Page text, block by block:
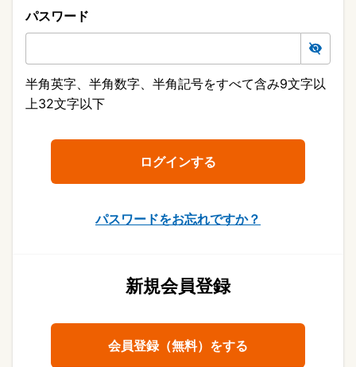
パスワード
半角英字、半角数字、半角記号をすべて含み9文字以
上32文字以下
パスワードをお忘れですか？
新規会員登録
会員登録（無料）をする